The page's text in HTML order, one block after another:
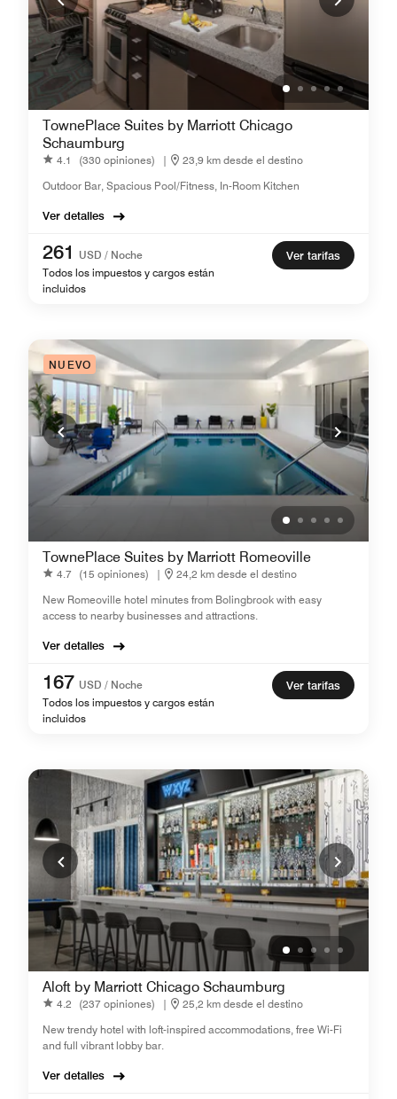
TownePlace Suites by Marriott Chicago
Schaumburg
4.1 (330 opiniones) |
23,9 km desde el destino
Outdoor Bar, Spacious Pool/Fitness, In-Room Kitchen
Ver detalles
261
USD / Noche
Todos los impuestos y cargos están
incluidos
Ver tarifas
NUEVO
TownePlace Suites by Marriott Romeoville
4.7 (15 opiniones) |
24,2 km desde el destino
New Romeoville hotel minutes from Bolingbrook with easy
access to nearby businesses and attractions.
Ver detalles
167 USD / Noche
Todos los impuestos y cargos están
incluidos
Ver tarifas
Aloft by Marriott Chicago Schaumburg
4.2 (237 opiniones) |
25,2 km desde el destino
New trendy hotel with loft-inspired accommodations, free Wi-Fi
and full vibrant lobby bar.
Ver detalles